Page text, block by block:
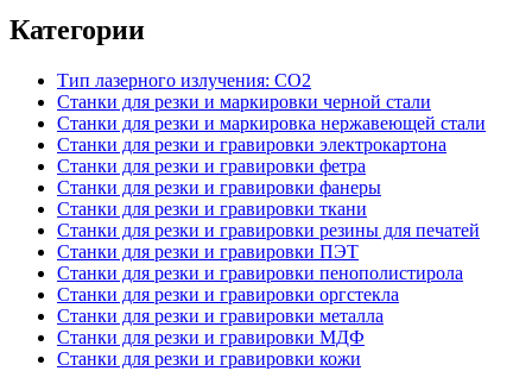
Категории
Тип лазерного излучения: СО2
Станки для резки и маркировки черной стали
Станки для резки и маркировка нержавеющей стали
Станки для резки и гравировки электрокартона
Станки для резки и гравировки фетра
Станки для резки и гравировки фанеры
Станки для резки и гравировки ткани
Станки для резки и гравировки резины для печатей
Станки для резки и гравировки ПЭТ
Станки для резки и гравировки пенополистирола
Станки для резки и гравировки оргстекла
Станки для резки и гравировки металла
Станки для резки и гравировки МДФ
Станки для резки и гравировки кожи